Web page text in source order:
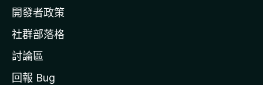
網
開發者政策
社群部落格
討論區
回報 Bug